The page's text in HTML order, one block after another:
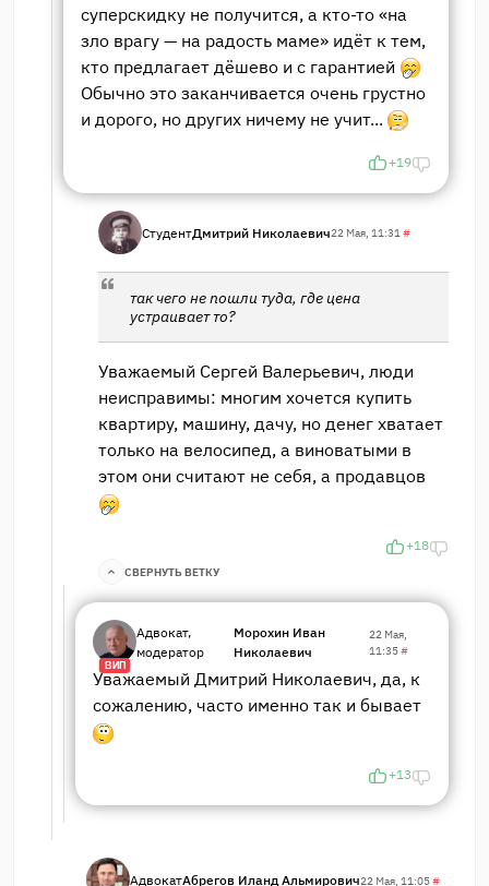
суперскидку не получится, а кто-то «на
зло врагу — на радость маме» идёт к тем,
кто предлагает дёшево и с гарантией
Обычно это заканчивается очень грустно
и дорого, но других ничему не учит...
+19
СтудентДмитрий Николаевич22 Мая, 11:31#
так чего не пошли туда, где цена
устраивает то?
Уважаемый Сергей Валерьевич, люди
неисправимы: многим хочется купить
квартиру, машину, дачу, но денег хватает
только на велосипед, а виноватыми в
этом они считают не себя, а продавцов
+18
СВЕРНУТЬ ВЕТКУ
ВИП
Адвокат,
модератор
Морохин Иван
Николаевич
22 Мая,
11:35#
Уважаемый Дмитрий Николаевич, да, к
сожалению, часто именно так и бывает
+13
АдвокатАбрегов Иланд Альмирович22 Мая, 11:05#